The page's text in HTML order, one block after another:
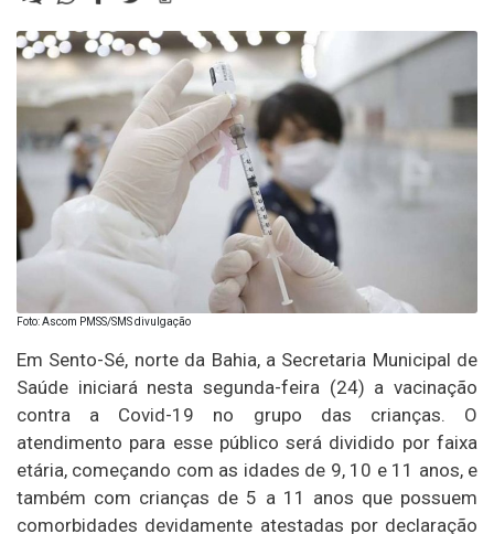
Foto: Ascom PMSS/SMS divulgação
Em Sento-Sé, norte da Bahia, a Secretaria Municipal de
Saúde iniciará nesta segunda-feira (24) a vacinação
contra a Covid-19 no grupo das crianças. O
atendimento para esse público será dividido por faixa
etária, começando com as idades de 9, 10 e 11 anos, e
também com crianças de 5 a 11 anos que possuem
comorbidades devidamente atestadas por declaração